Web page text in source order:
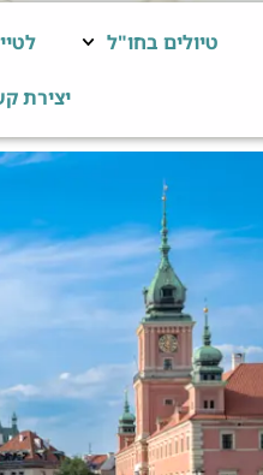
טיולים בחו"ל
יצירת